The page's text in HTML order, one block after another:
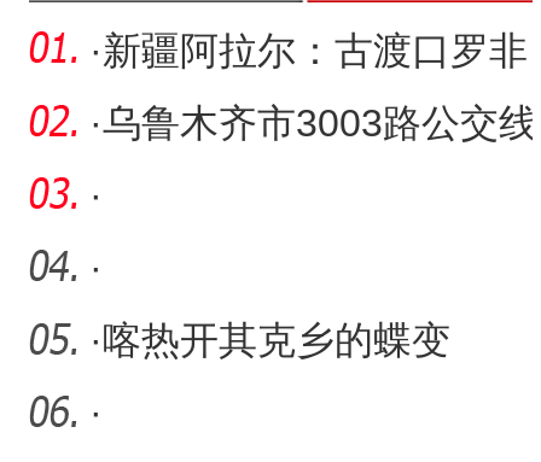
·新疆阿拉尔：古渡口罗非
鱼丰收 中秋节可尝鲜
·乌鲁木齐市3003路公交线
路延伸至五家渠市
·
·
·喀热开其克乡的蝶变
·